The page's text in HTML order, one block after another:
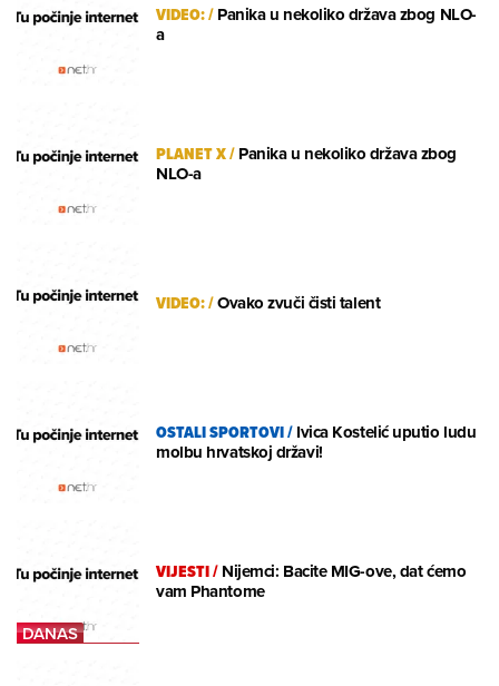
VIDEO:/Panika u nekoliko država zbog NLO-
a
PLANET X/Panika u nekoliko država zbog
NLO-a
VIDEO:/Ovako zvuči čisti talent
OSTALI SPORTOVI/Ivica Kostelić uputio ludu
molbu hrvatskoj državi!
VIJESTI/Nijemci: Bacite MIG-ove, dat ćemo
vam Phantome